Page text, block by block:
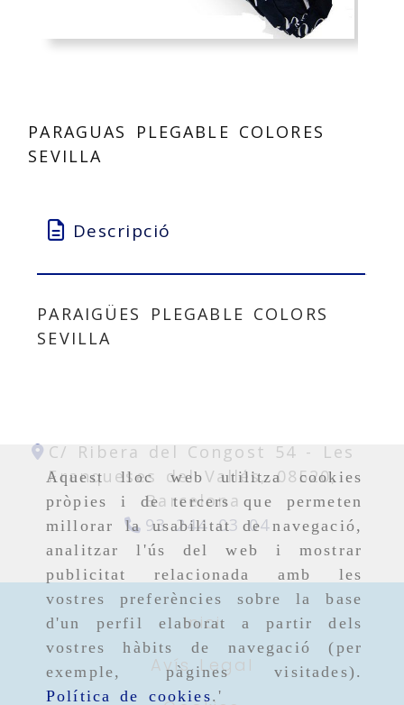
Aquest lloc web utilitza cookies
pròpies i de tercers que permeten
millorar la usabilitat de navegació,
analitzar l'ús del web i mostrar
publicitat relacionada amb les
vostres preferències sobre la base
d'un perfil elaborat a partir dels
vostres hàbits de navegació (per
exemple, pàgines visitades).
Política de cookies.'
PARAGUAS PLEGABLE COLORES
SEVILLA
Descripció
PARAIGÜES PLEGABLE COLORS
SEVILLA
C/ Ribera del Congost 54 -
Les
Franqueses del Vallés,08520,
Barcelona
93 244 03 04
Inici
Avís Legal